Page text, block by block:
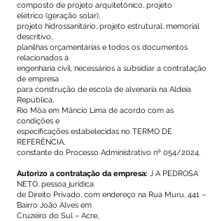
composto de projeto arquitetônico, projeto
elétrico (geração solar),
projeto hidrossanitário, projeto estrutural, memorial
descritivo,
planilhas orçamentárias e todos os documentos
relacionados à
engenharia civil, necessários a subsidiar a contratação
de empresa
para construção de escola de alvenaria na Aldeia
República,
Rio Môa em Mâncio Lima de acordo com as
condições e
especificações estabelecidas no TERMO DE
REFERÊNCIA,
constante do Processo Administrativo nº 054/2024.
Autorizo a contratação da empresa: J A PEDROSA
NETO, pessoa jurídica
de Direito Privado, com endereço na Rua Muru, 441 –
Bairro João Alves em
Cruzeiro do Sul – Acre,